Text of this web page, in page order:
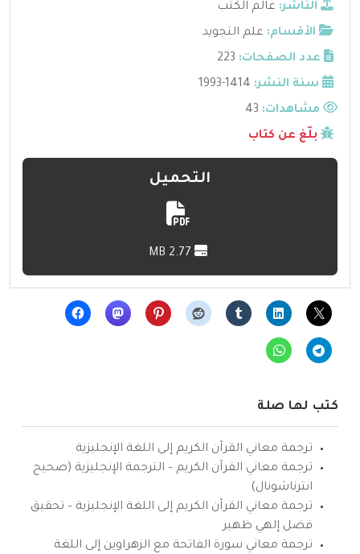
الناشر: عالم الكتب
الأقسام: علم التجويد
عدد الصفحات: 223
سنة النشر: 1414-1993
مشاهدات:
بلّغ عن كتاب
التحميل
كتب لها صلة
ترجمة معاني القرآن الكريم إلى اللغة الإنجليزية
ترجمة معاني القرآن الكريم – الترجمة الإنجليزية (صحيح
انترناشونال)
ترجمة معاني القرآن الكريم إلى اللغة الإنجليزية – تحقيق
فضل إلهي ظهير
ترجمة معاني سورة الفاتحة مع الزهراوين إلى اللغة